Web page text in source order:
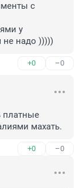
с
у
не надо )))))
+0 –0
платные
махать.
+0 –0